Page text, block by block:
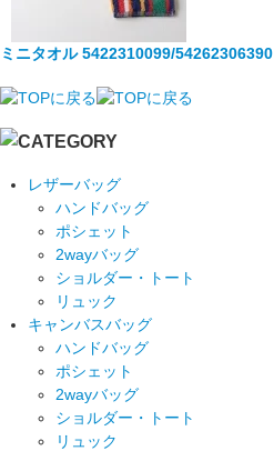
ミニタオル 5422310099/54262306390
レザーバッグ
ハンドバッグ
ポシェット
2wayバッグ
ショルダー・トート
リュック
キャンバスバッグ
ハンドバッグ
ポシェット
2wayバッグ
ショルダー・トート
リュック